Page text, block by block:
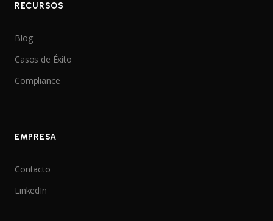
RECURSOS
Blog
Casos de Éxito
Compliance
EMPRESA
Contacto
LinkedIn